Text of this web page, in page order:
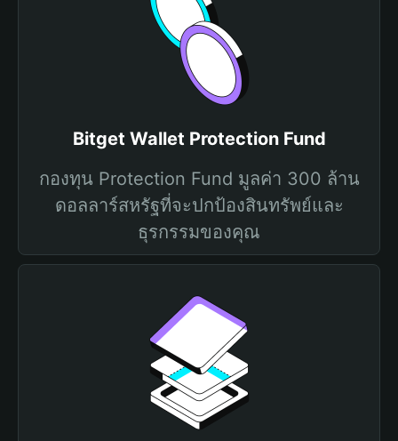
Bitget Wallet Protection Fund
กองทุน Protection Fund มูลค่า 300 ล้าน
ดอลลาร์สหรัฐที่จะปกป้องสินทรัพย์และ
ธุรกรรมของคุณ